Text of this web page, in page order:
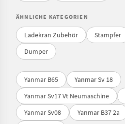
ÄHNLICHE KATEGORIEN
Ladekran Zubehör Stampfer
Dumper
Yanmar B65
Yanmar Sv 18
Yanmar Sv17 Vt Neumaschine
Yanmar Sv08
Yanmar B37 2a